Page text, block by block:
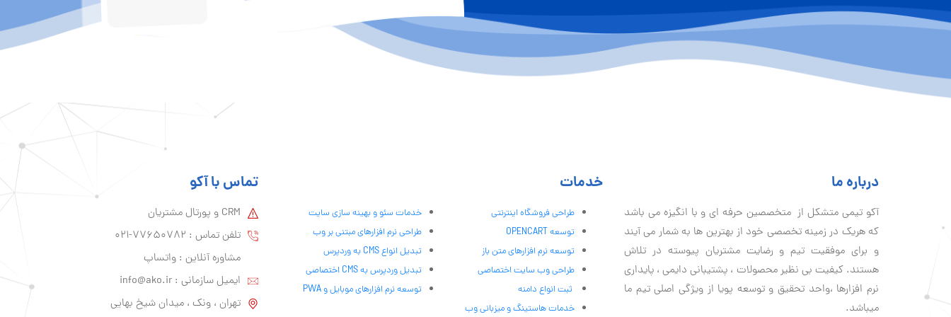
درباره ما
آكو تيمی متشکل از متخصصین حرفه ای و با انگیزه می باشد
که هریک در زمینه تخصصی خود از بهترین ها به شمار می آیند
و برای موفقیت تيم و رضایت مشتریان پیوسته در تلاش
هستند. کیفیت بی نظير محصولات ، پشتیبانی دايمی ، پایداری
نرم افزارها ،واحد تحقیق و توسعه پویا از ویژگی اصلی تیم ما
میباشد.
خدمات
طراحی فروشگاه اینترنتی
توسعه OPENCART
توسعه نرم افزارهای متن باز
طراحی وب سایت اختصاصی
ثبت انواع دامنه
خدمات هاستینگ و میزبانی وب
خدمات سئو و بهینه سازی سایت
طراحی نرم افزارهای مبتنی بر وب
تبدیل انواع CMS به وردپرس
تبدیل وردپرس به CMS اختصاصی
توسعه نرم افزارهای موبایل و PWA
تماس با آکو
CRM و پورتال مشتریان
تلفن تماس :‌ 77650782-021
مشاوره آنلاین : واتساپ
ایمیل سازمانی :‌info@ako.ir
تهران ، ونک ، میدان شیخ بهایی